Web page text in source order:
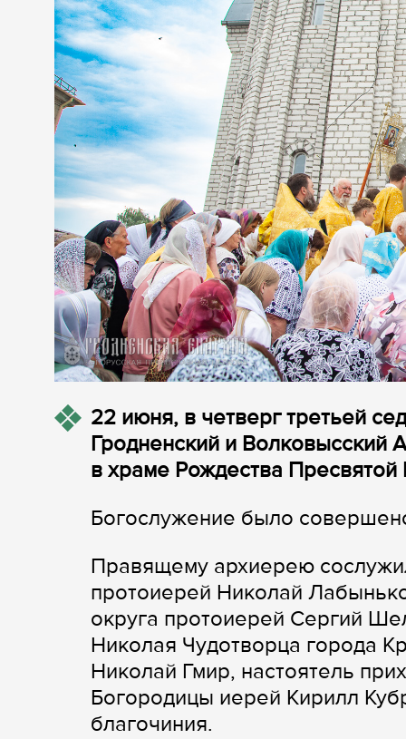
22 июня, в четверг третьей
Гродненский и Волковысский
в храме Рождества
Богослужение было
Правящему архиерею
протоиерей Николай
округа протоиерей Сергий
Николая Чудотворца города
Николай Гмир, настоятель
Богородицы иерей Кирилл
благочиния.